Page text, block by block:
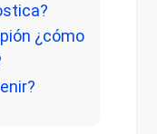
¿cómo